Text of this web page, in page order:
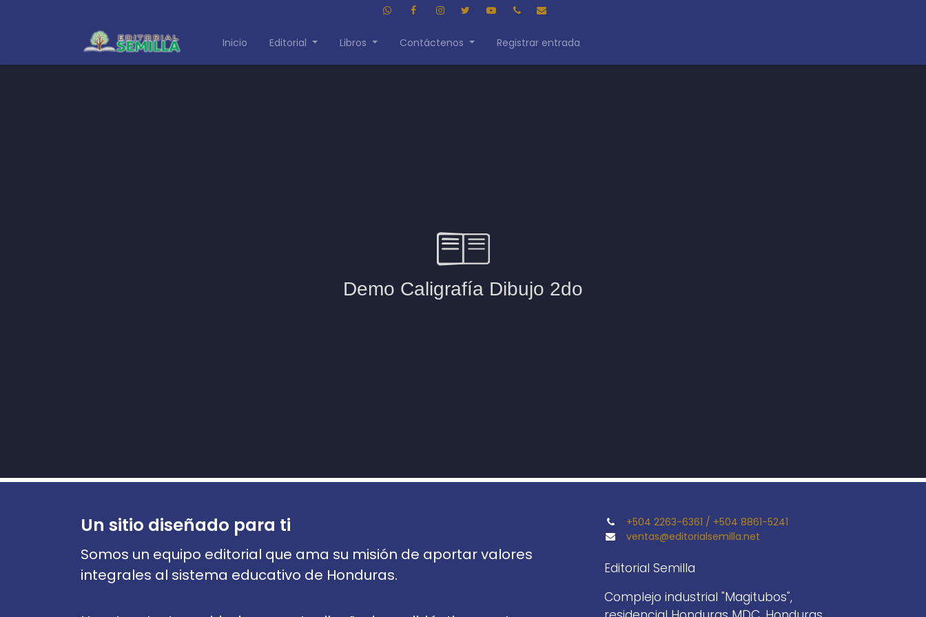
Inicio Editorial Libros Contáctenos Registrar entrada
Un sitio diseñado para ti
+504 2263-6361 / +504 8861-5241
ventas@editorialsemilla.net
Somos un equipo editorial que ama su misión de aportar valores
integrales al sistema educativo de Honduras.
Editorial Semilla
Complejo industrial "Magitubos",